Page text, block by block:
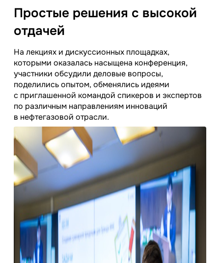
Простые решения с высокой
отдачей
На лекциях и дискуссионных площадках,
которыми оказалась насыщена конференция,
участники обсудили деловые вопросы,
поделились опытом, обменялись идеями
с приглашенной командой спикеров и экспертов
по различным направлениям инноваций
в нефтегазовой отрасли.